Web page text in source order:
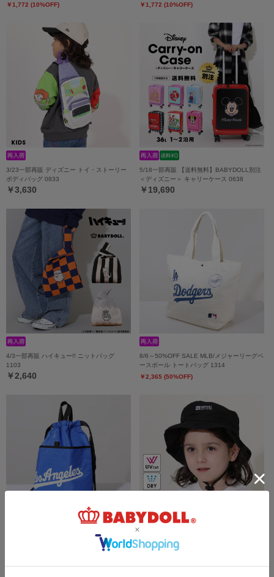
￥1,772 (10%OFF)
￥1,772 (10%OFF)
3/23一部再販 ディズニー トイ・ストーリー
ボディバッグ 0833
￥3,630
5/18一部再販 【送料無料】BABYDOLL別注
＜ディズニー＞ キャリーケース 0638
￥19,690
4/3一部再販 ハイキュー!! ニットバッグ
1103
￥2,640
8/6～50%OFF SALE MLB/メジャーリーグベ
ースボール トートバッグ 1314
￥2,365 (50%OFF)
8/6～50%OFF SALE MLB/メジャーリーグベ
6/19一部再販 【OUTLET】10%OFF SALE
UV速乾ハット 1062